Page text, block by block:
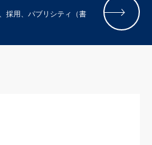
採用、パブリシティ（書